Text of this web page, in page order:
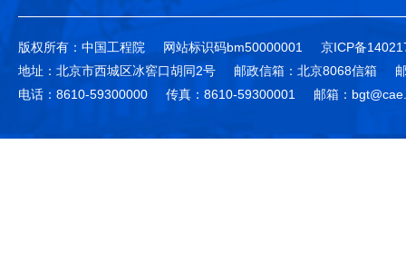
版权所有：中国工程院 网站标识码bm50000001
京ICP备
地址：北京市西城区冰窖口胡同2号
邮政信箱：北京8068信箱
电话：8610-59300000
传真：8610-59300001 邮箱：